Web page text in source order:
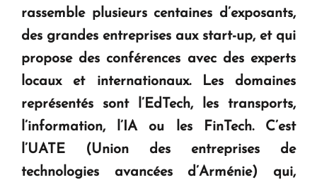
Le premier hôtel Hyatt Regency d'Arménie
ouvrira ses portes à Dilijan
rassemble plusieurs centaines d’exposants,
des grandes entreprises aux start-up, et qui
propose des conférences avec des experts
locaux et internationaux. Les domaines
représentés sont l’EdTech, les transports,
l’information, l’IA ou les FinTech. C’est
l’UATE (Union des entreprises de
technologies avancées d’Arménie) qui,